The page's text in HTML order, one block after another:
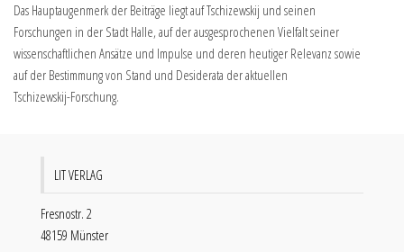
Das Hauptaugenmerk der Beiträge liegt auf Tschizewskij und seinen
Forschungen in der Stadt Halle, auf der ausgesprochenen Vielfalt seiner
wissenschaftlichen Ansätze und Impulse und deren heutiger Relevanz sowie
auf der Bestimmung von Stand und Desiderata der aktuellen
Tschizewskij-Forschung.
LIT VERLAG
Fresnostr. 2
48159 Münster